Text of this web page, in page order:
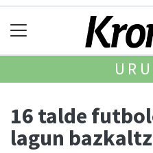
16 talde
lagun